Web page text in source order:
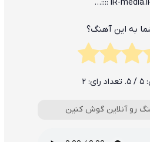
به این آهنگ؟
5 / 5. تعداد رای: 2
رو آنلاین گوش کنین